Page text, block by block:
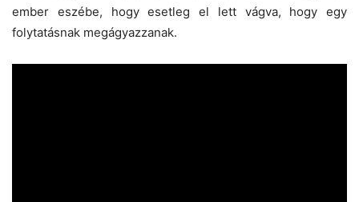
ember eszébe, hogy esetleg el lett vágva, hogy egy
folytatásnak megágyazzanak.